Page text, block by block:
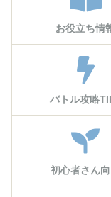
お役立ち情
バトル攻略
初心者さん